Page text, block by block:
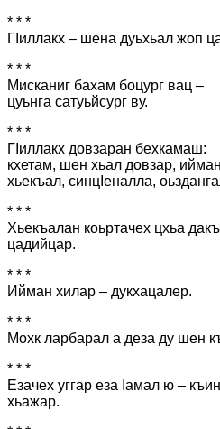
* * *
ГІиллакх – шена дуьхьал жоп
* * *
Мисканиг бахам боцург вац –
цуьнга сатуьйсург ву.
* * *
ГІиллакх довзаран бехкамаш:
кхетам, шен хьал довзар,
хьекъал, синцIеналла,
* * *
Хьекъалан коьртачех цхьа
цадийцар.
* * *
Ийман хилар – дукхацалер.
* * *
Мохк ларбарал а деза ду шен
* * *
Езачех уггар еза Iамал ю –
хьажар.